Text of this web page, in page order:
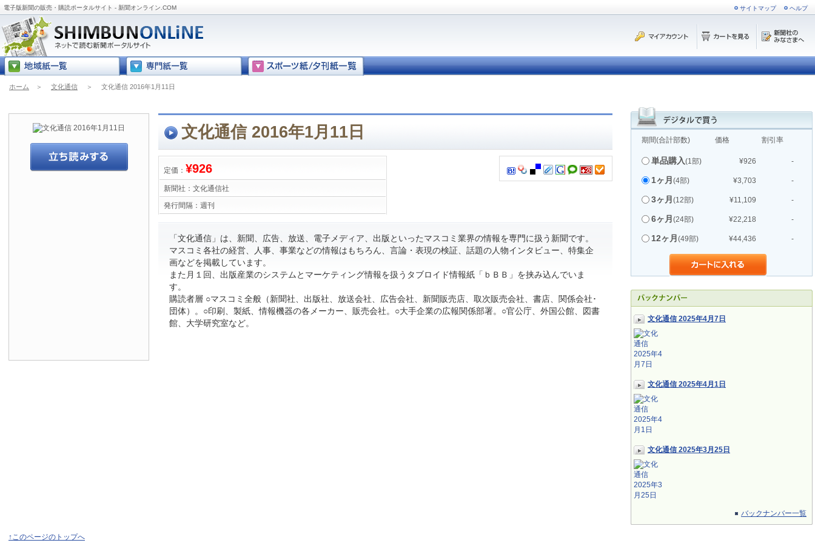
電子版新聞の販売・購読ポータルサイト - 新聞オンライン.COM サイトマップ ヘルプ
ホーム ＞ 文化通信 ＞ 文化通信 2016年1月11日
期間(合計部数) 価格 割引率
単品購入(1部) ¥926 -
1ヶ月 (4部) ¥3,703 -
3ヶ月 (12部) ¥11,109 -
6ヶ月 (24部) ¥22,218 -
12ヶ月 (49部) ¥44,436 -
文化通信 2025年4月7日
文化通信 2025年4月1日
文化通信 2025年3月25日
バックナンバー一覧
文化通信 2016年1月11日
定価： ¥926
新聞社： 文化通信社
発行間隔： 週刊
「文化通信」は、新聞、広告、放送、電子メディア、出版といったマスコミ業界の情報を専門に扱う新聞です。
マスコミ各社の経営、人事、事業などの情報はもちろん、言論・表現の検証、話題の人物インタビュー、特集企
画などを掲載しています。
また月１回、出版産業のシステムとマーケティング情報を扱うタブロイド情報紙「ｂＢＢ」を挟み込んでいま
す。
購読者層 ○マスコミ全般（新聞社、出版社、放送会社、広告会社、新聞販売店、取次販売会社、書店、関係会社･
団体）。○印刷、製紙、情報機器の各メーカー、販売会社。○大手企業の広報関係部署。○官公庁、外国公館、図書
館、大学研究室など。
↑このページのトップへ